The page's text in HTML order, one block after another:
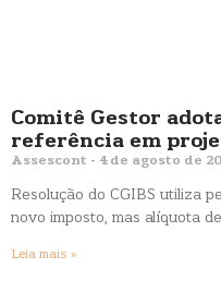
Comitê Gestor
referência em
Assescont 4 de agosto de
Resolução do CGIBS utiliza
novo imposto, mas alíquota
Leia mais »